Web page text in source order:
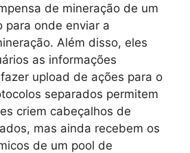
de mineração de um
para onde enviar a
Além disso, eles
as informações
upload de ações para o
separados permitem
criem cabeçalhos de
mas ainda recebem os
de um pool de